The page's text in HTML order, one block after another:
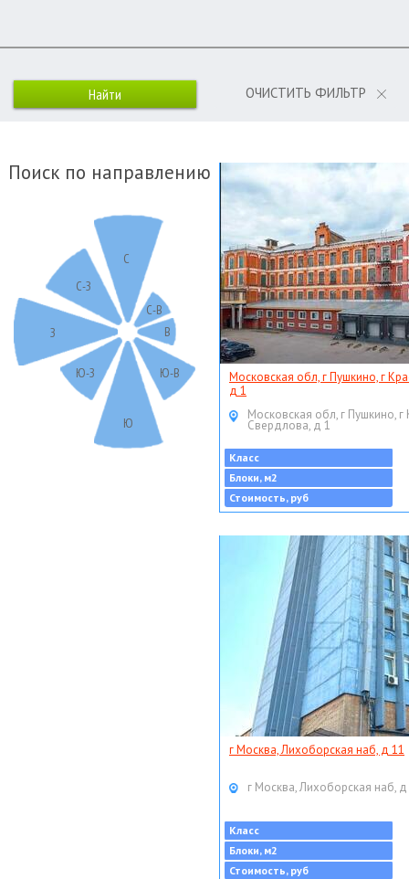
ОЧИСТИТЬ ФИЛЬТР
Поиск по направлению
С
С-В
В
Ю-В
Ю
Ю-З
З
С-З
Московская обл, г Пушкино, г
д 1
Московская обл, г Пушкино, г
Свердлова, д 1
Класс
Блоки, м2
Стоимость, руб
г Москва, Лихоборская наб, д 11
г Москва, Лихоборская наб,
Класс
Блоки, м2
Стоимость, руб